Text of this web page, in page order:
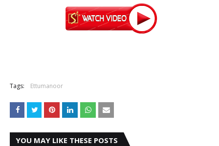
Tags: Ettumanoor
YOU MAY LIKE THESE POSTS